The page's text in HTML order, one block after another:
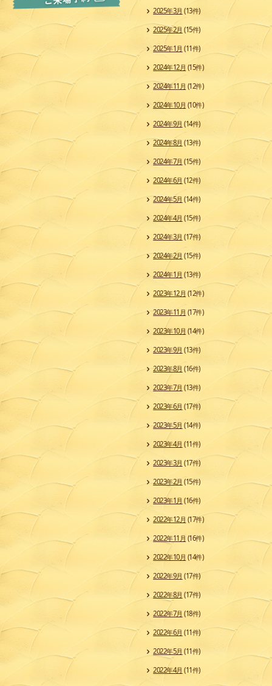
2025年3月 (13件)
2025年2月 (15件)
2025年1月 (11件)
2024年12月 (15件)
2024年11月 (12件)
2024年10月 (10件)
2024年9月 (14件)
2024年8月 (13件)
2024年7月 (15件)
2024年6月(12件)
2024年5月 (14件)
2024年4月 (15件)
2024年3月 (17件)
2024年2月 (15件)
2024年1月 (13件)
2023年12月(12件)
2023年11月 (17件)
2023年10月 (14件)
2023年9月 (13件)
2023年8月 (16件)
2023年7月 (13件)
2023年6月 (17件)
2023年5月 (14件)
2023年4月 (11件)
2023年3月 (17件)
2023年2月 (15件)
2023年1月 (16件)
2022年12月 (17件)
2022年11月 (16件)
2022年10月 (14件)
2022年9月 (17件)
2022年8月 (17件)
2022年7月 (18件)
2022年6月 (11件)
2022年5月 (11件)
2022年4月 (11件)